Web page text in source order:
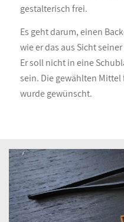
gestalterisch frei.
Es geht darum, einen
wie er das aus Sicht
Er soll nicht in eine
sein. Die gewählten
wurde gewünscht.